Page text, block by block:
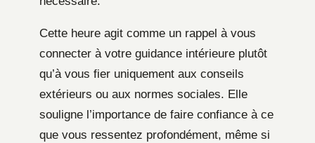
Cette heure agit comme un rappel à vous
connecter à votre guidance intérieure plutôt
qu’à vous fier uniquement aux conseils
extérieurs ou aux normes sociales. Elle
souligne l’importance de faire confiance à ce
que vous ressentez profondément, même si